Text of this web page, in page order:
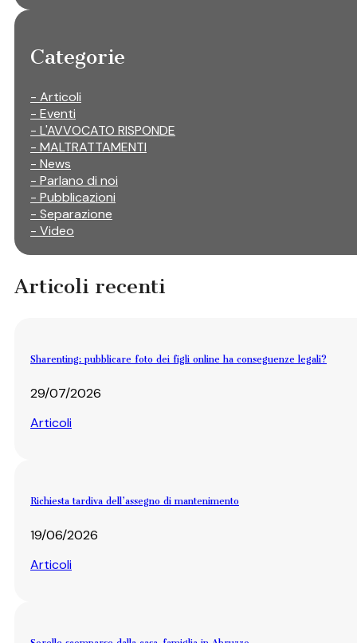
Categorie
- Articoli
- Eventi
- L'AVVOCATO RISPONDE
- MALTRATTAMENTI
- News
- Parlano di noi
- Pubblicazioni
- Separazione
- Video
Articoli recenti
Sharenting: pubblicare foto dei figli online ha conseguenze legali?
29/07/2026
Articoli
Richiesta tardiva dell’assegno di mantenimento
19/06/2026
Articoli